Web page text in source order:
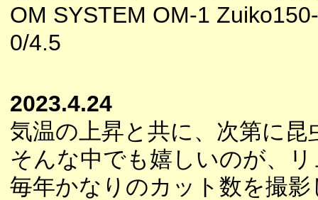
OM SYSTEM OM-1
0/4.5
2023.4.24
気温の上昇と共に、次第に
そんな中でも嬉しいのが、
毎年かなりのカット数を撮